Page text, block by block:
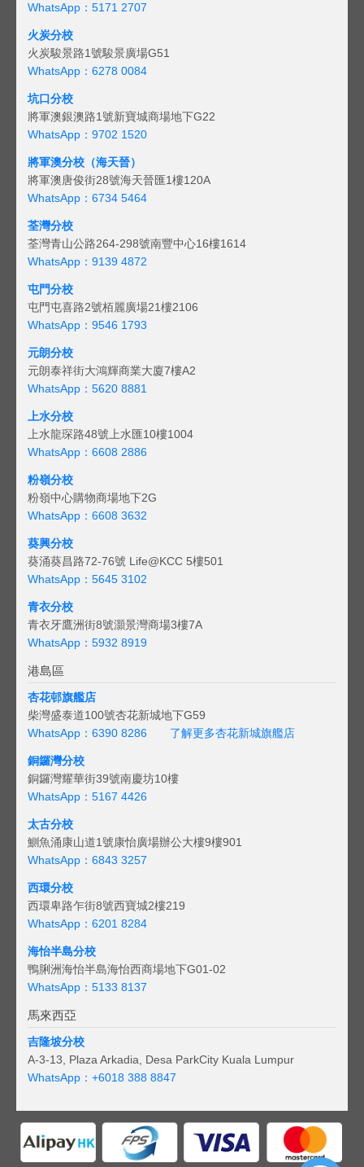
WhatsApp：5171 2707
火炭分校
火炭駿景路1號駿景廣場G51
WhatsApp：6278 0084
坑口分校
將軍澳銀澳路1號新寶城商場地下G22
WhatsApp：9702 1520
將軍澳分校（海天晉）
將軍澳唐俊街28號海天晉匯1樓120A
WhatsApp：6734 5464
荃灣分校
荃灣青山公路264-298號南豐中心16樓1614
WhatsApp：9139 4872
屯門分校
屯門屯喜路2號栢麗廣場21樓2106
WhatsApp：9546 1793
元朗分校
元朗泰祥街大鴻輝商業大廈7樓A2
WhatsApp：5620 8881
上水分校
上水龍琛路48號上水匯10樓1004
WhatsApp：6608 2886
粉嶺分校
粉嶺中心購物商場地下2G
WhatsApp：6608 3632
葵興分校
葵涌葵昌路72-76號 Life@KCC 5樓501
WhatsApp：5645 3102
青衣分校
青衣牙鷹洲街8號灝景灣商場3樓7A
WhatsApp：5932 8919
港島區
杏花邨旗艦店
柴灣盛泰道100號杏花新城地下G59
WhatsApp：6390 8286
了解更多杏花新城旗艦店
銅鑼灣分校
銅鑼灣耀華街39號南慶坊10樓
WhatsApp：5167 4426
太古分校
鰂魚涌康山道1號康怡廣場辦公大樓9樓901
WhatsApp：6843 3257
西環分校
西環卑路乍街8號西寶城2樓219
WhatsApp：6201 8284
海怡半島分校
鴨脷洲海怡半島海怡西商場地下G01-02
WhatsApp：5133 8137
馬來西亞
吉隆坡分校
A-3-13, Plaza Arkadia, Desa ParkCity Kuala Lumpur
WhatsApp： +6018 388 8847